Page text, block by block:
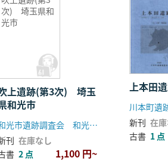
次) 埼玉県和
光市
上遺跡(第3次) 埼玉
和光市
和光市遺跡調査会 和光市教育委員会
刊 在庫なし
書 2 点 1,100 円~
上本田
川本町遺
新刊 在
古書 1 点